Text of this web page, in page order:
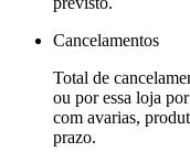
Cancelamentos
Total de
ou por essa loja
com avarias,
prazo.